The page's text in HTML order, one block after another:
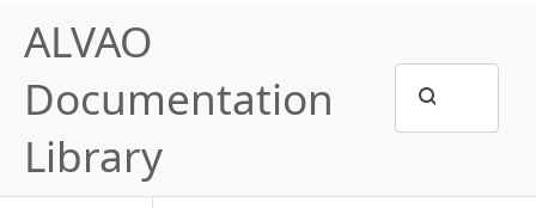
ALVAO
Documentation
Library